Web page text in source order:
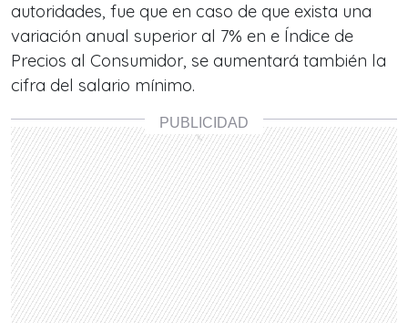
autoridades, fue que en caso de que exista una
variación anual superior al 7% en e Índice de
Precios al Consumidor, se aumentará también la
cifra del salario mínimo.